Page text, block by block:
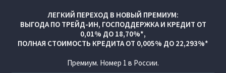
ЛЕГКИЙ ПЕРЕХОД В НОВЫЙ ПРЕМИУМ:
ВЫГОДА ПО ТРЕЙД-ИН, ГОСПОДДЕРЖКАИ КРЕДИТ ОТ
0,01% ДО 18,70%*,
ПОЛНАЯ СТОИМОСТЬ КРЕДИТА ОТ 0,005% ДО 22,293%*
Премиум. Номер 1 в России.